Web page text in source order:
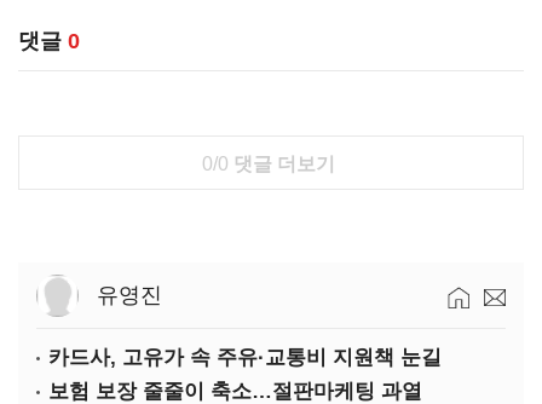
댓글 0
0/0 댓글 더보기
유영진
카드사, 고유가 속 주유·교통비 지원책 눈길
보험 보장 줄줄이 축소…절판마케팅 과열